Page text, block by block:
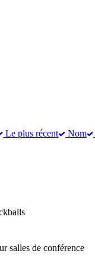
Le plus récent Nom
salles de conférence